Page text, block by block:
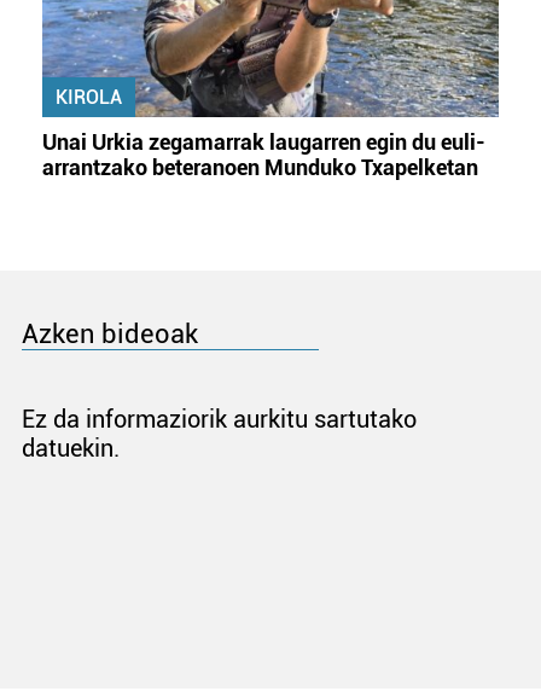
KIROLA
Unai Urkia zegamarrak laugarren egin du euli-
arrantzako beteranoen Munduko Txapelketan
Azken bideoak
Ez da informaziorik aurkitu sartutako
datuekin.